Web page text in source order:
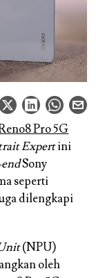
Pro 5G
Expertini
Sony
seperti
dilengkapi
(NPU)
oleh